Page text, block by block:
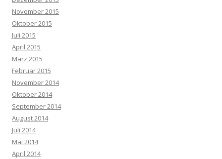
November 2015
Oktober 2015
Juli 2015
April 2015
März 2015
Februar 2015
November 2014
Oktober 2014
September 2014
August 2014
Juli 2014
Mai 2014
April 2014